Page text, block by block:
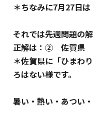
＊ちなみに7月27日は
それでは先週問題の
正解は：② 佐賀県
＊佐賀県に「ひまわ
ろはない様です。
暑い・熱い・あつい